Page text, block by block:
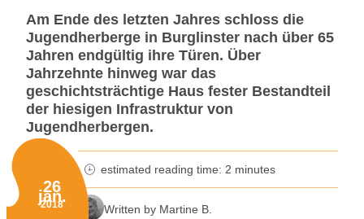
Am Ende des letzten Jahres schloss die
Jugendherberge in Burglinster nach über 65
Jahren endgültig ihre Türen. Über
Jahrzehnte hinweg war das
geschichtsträchtige Haus fester Bestandteil
der hiesigen Infrastruktur von
Jugendherbergen.
Published on:
26
jan.
2018
minutes reading time
estimated reading time: 2 minutes
Written by Martine B.